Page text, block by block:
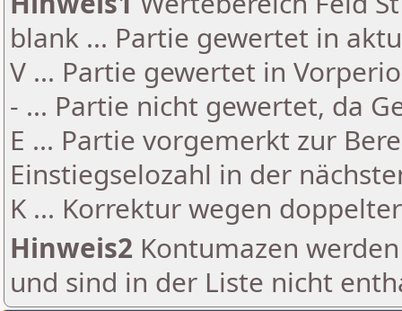
blank ... Partie gewertet in
V ... Partie gewertet in
- ... Partie nicht gewertet, da
E ... Partie vorgemerkt zur
Einstiegselozahl in der
K ... Korrektur wegen
Hinweis2 Kontumazen
und sind in der Liste nicht